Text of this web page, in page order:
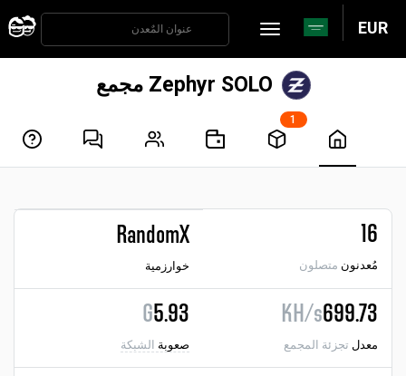
EUR
Zephyr SOLO مجمع
1
16
مُعدنون متصلون
RandomX
خوارزمية
699.73
KH/s
معدل تجزئة المجمع
5.93
G
صعوبة الشبكة